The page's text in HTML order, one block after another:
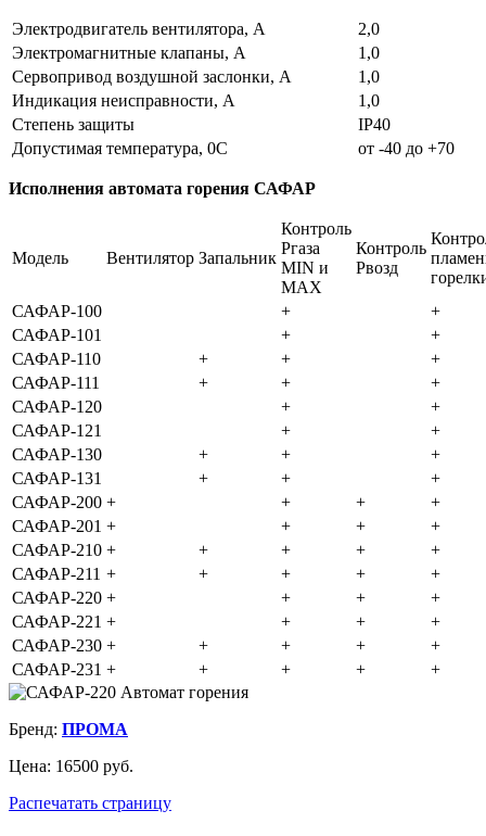
Электродвигатель вентилятора, А
2,0
Электромагнитные клапаны, А
1,0
Сервопривод воздушной заслонки, А
1,0
Индикация неисправности, А
1,0
Степень защиты
IP40
Допустимая температура, 0С
от -40 до +70
Исполнения автомата горения САФАР
Модель Вентилятор Запальник
Контроль
Ргаза
MIN и
MAX
Контроль
Рвозд
САФАР-100
+
+
САФАР-101
+
+
САФАР-110
+ +
+
САФАР-111
+ +
+
САФАР-120
+
+
САФАР-121
+
+
САФАР-130
+ +
+
САФАР-131
+ +
+
САФАР-200 + + +
+
САФАР-201 + + +
+
САФАР-210 + + + +
+
САФАР-211 + + + +
+
САФАР-220 + + +
+
САФАР-221 + + +
+
САФАР-230 + + + +
+
САФАР-231 + + + + +
Бренд: ПРОМА
Цена: 16500 руб.
Распечатать страницу